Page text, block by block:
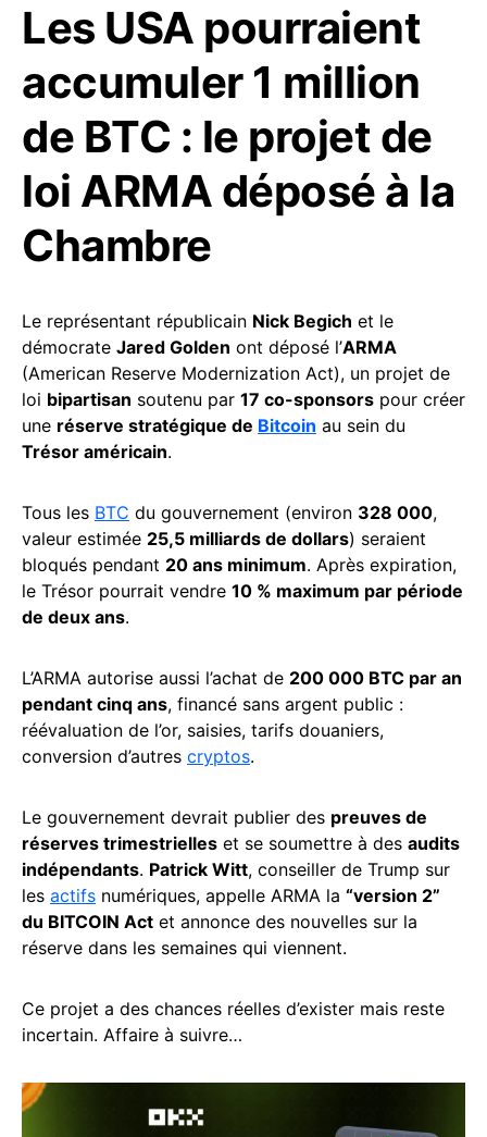
Les USA pourraient
accumuler 1 million
de BTC : le projet de
loi ARMA déposé à la
Chambre
Le représentant républicain Nick Begich et le
démocrate Jared Golden ont déposé l’ARMA
(American Reserve Modernization Act), un projet de
loi bipartisan soutenu par 17 co-sponsors pour créer
une réserve stratégique de Bitcoin au sein du
Trésor américain.
Tous les BTC du gouvernement (environ 328 000,
valeur estimée 25,5 milliards de dollars) seraient
bloqués pendant 20 ans minimum. Après expiration,
le Trésor pourrait vendre 10 % maximum par période
de deux ans.
L’ARMA autorise aussi l’achat de 200 000 BTC par an
pendant cinq ans, financé sans argent public :
réévaluation de l’or, saisies, tarifs douaniers,
conversion d’autres cryptos.
Le gouvernement devrait publier des preuves de
réserves trimestrielles et se soumettre à des audits
indépendants. Patrick Witt, conseiller de Trump sur
les actifs numériques, appelle ARMA la “version 2”
du BITCOIN Act et annonce des nouvelles sur la
réserve dans les semaines qui viennent.
Ce projet a des chances réelles d’exister mais reste
incertain. Affaire à suivre…